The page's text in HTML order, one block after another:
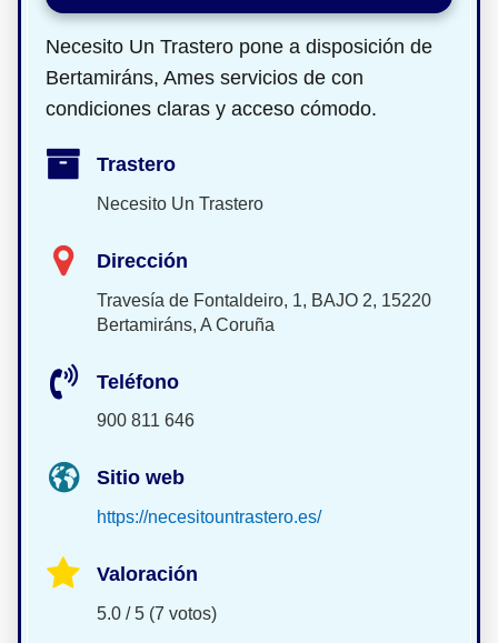
Necesito Un Trastero pone a disposición de
Bertamiráns, Ames servicios de con
condiciones claras y acceso cómodo.
Trastero
Necesito Un Trastero
Dirección
Travesía de Fontaldeiro, 1, BAJO 2, 15220
Bertamiráns, A Coruña
Teléfono
900 811 646
Sitio web
https://necesitountrastero.es/
Valoración
5.0 / 5 (7 votos)